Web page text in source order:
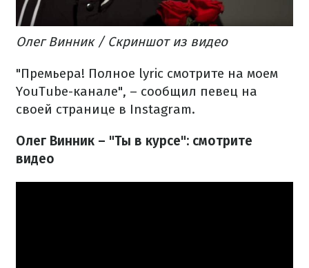
Олег Винник / Скриншот из видео
"Премьера! Полное lyric смотрите на моем
YouTube-канале", – сообщил певец на
своей странице в Instagram.
Олег Винник – "Ты в курсе": смотрите
видео